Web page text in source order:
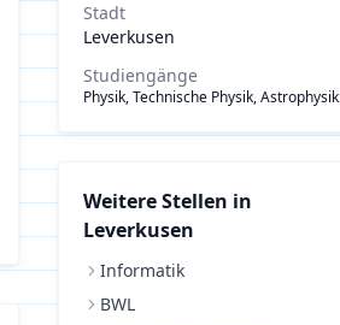
Stadt
Leverkusen
Studiengänge
Physik, Technische Physik, Astrophysik
Weitere Stellen in
Leverkusen
Informatik
BWL